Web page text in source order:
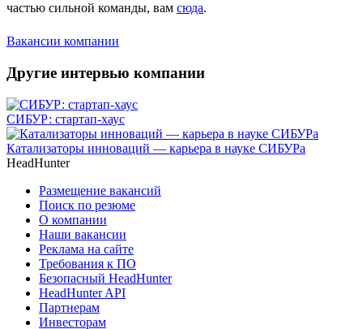
частью сильной команды, вам сюда.
Вакансии компании
Другие интервью компании
СИБУР: стартап-хаус
Катализаторы инноваций — карьера в науке СИБУРа
HeadHunter
Размещение вакансий
Поиск по резюме
О компании
Наши вакансии
Реклама на сайте
Требования к ПО
Безопасный HeadHunter
HeadHunter API
Партнерам
Инвесторам